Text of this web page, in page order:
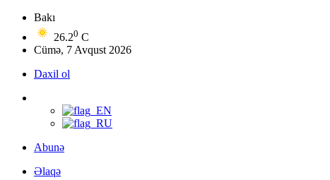
Bakı
26.20 C
Cümə, 7 Avqust 2026
Daxil ol
Abunə
Əlaqə